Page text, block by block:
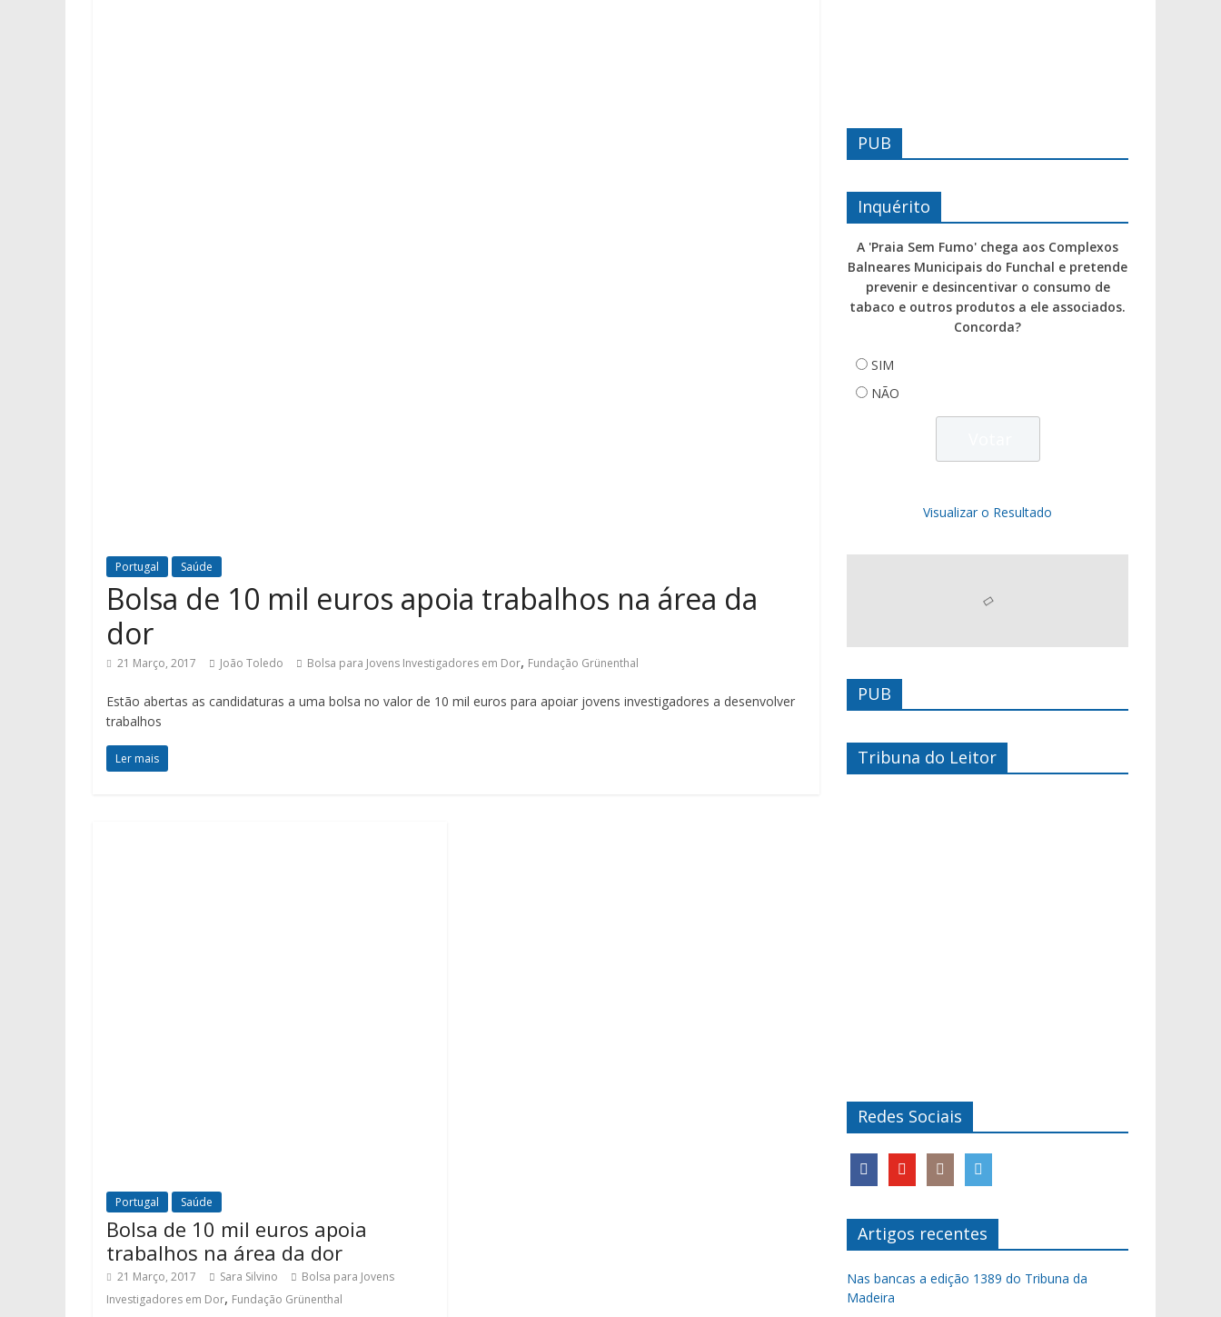
Portugal Saúde
Bolsa de 10 mil euros apoia trabalhos na área da
dor
21 Março, 2017 João Toledo Bolsa para Jovens Investigadores em Dor, Fundação Grünenthal
Estão abertas as candidaturas a uma bolsa no valor de 10 mil euros para apoiar jovens investigadores a desenvolver
trabalhos
Ler mais
Portugal Saúde
Bolsa de 10 mil euros apoia
trabalhos na área da dor
21 Março, 2017 Sara Silvino
Bolsa para Jovens
Investigadores em Dor, Fundação Grünenthal
PUB
Inquérito
A 'Praia Sem Fumo' chega aos Complexos
Balneares Municipais do Funchal e pretende
prevenir e desincentivar o consumo de
tabaco e outros produtos a ele associados.
Concorda?
SIM
NÃO
Visualizar o Resultado
PUB
Tribuna do Leitor
Redes Sociais
Artigos recentes
Nas bancas a edição 1389 do Tribuna da
Madeira